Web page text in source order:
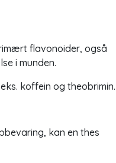
flavonoider, også
i munden.
koffein og theobrimin.
kan en thes